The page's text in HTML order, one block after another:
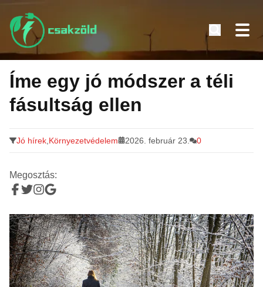
Tovább
tartalomra
Íme egy jó módszer a téli
fásultság ellen
Jó hírek Környezetvédelem 2026. február 23. 0
Megosztás: